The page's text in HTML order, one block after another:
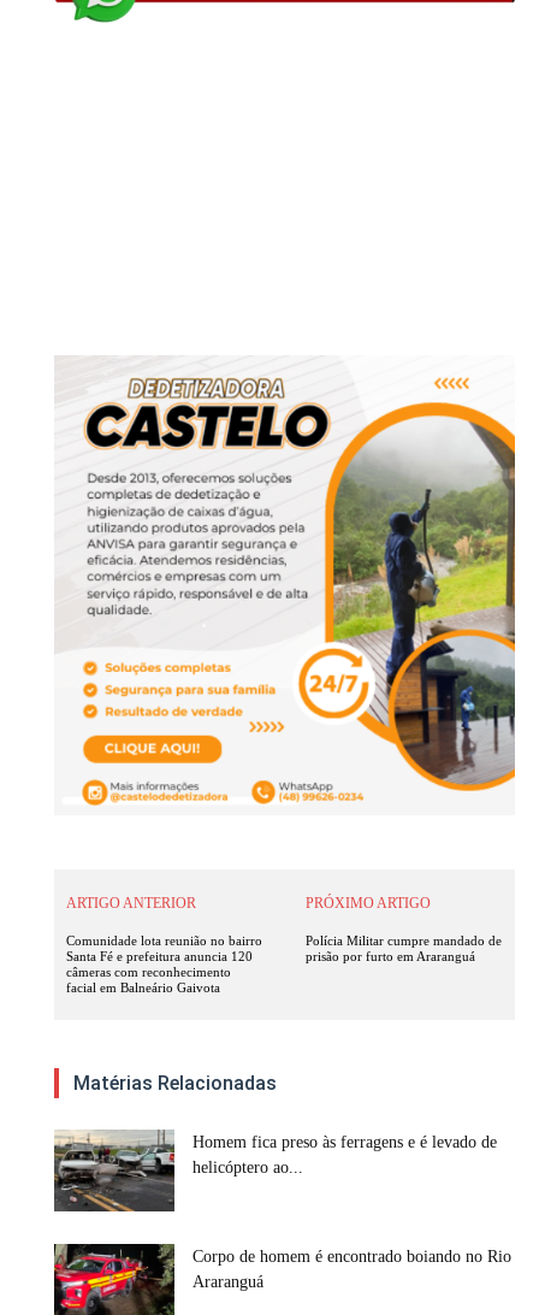
ARTIGO ANTERIOR
Comunidade lota reunião no bairro
Santa Fé e prefeitura anuncia 120
câmeras com reconhecimento
facial em Balneário Gaivota
PRÓXIMO ARTIGO
Polícia Militar cumpre mandado de
prisão por furto em Araranguá
Matérias Relacionadas
Homem fica preso às ferragens e é levado de
helicóptero ao...
Corpo de homem é encontrado boiando no Rio
Araranguá